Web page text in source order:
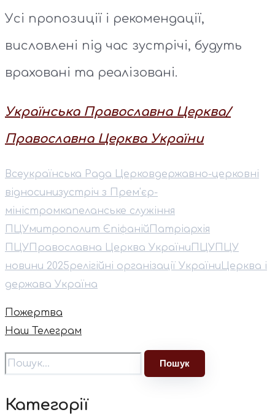
Усі пропозиції і рекомендації,
висловлені під час зустрічі, будуть
враховані та реалізовані.
Українська Православна Церква/
Православна Церква України
Всеукраїнська Рада Церковдержавно-церковні
відносинизустріч з Прем'єр-
міністромкапеланське служіння
ПЦУмитрополит Єпіфаній Патріархія
ПЦУ Православна Церква України ПЦУ ПЦУ
новини 2025релігійні організації України Церква і
держава Україна
Пожертва
Наш Телеграм
Категорії